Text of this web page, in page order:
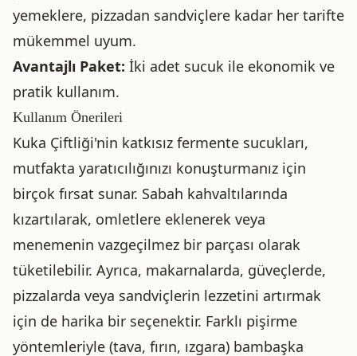
yemeklere, pizzadan sandviçlere kadar her tarifte
mükemmel uyum.
Avantajlı Paket: İki adet sucuk ile ekonomik ve
pratik kullanım.
Kullanım Önerileri
Kuka Çiftliği'nin katkısız fermente sucukları,
mutfakta yaratıcılığınızı konuşturmanız için
birçok fırsat sunar. Sabah kahvaltılarında
kızartılarak, omletlere eklenerek veya
menemenin vazgeçilmez bir parçası olarak
tüketilebilir. Ayrıca, makarnalarda, güveçlerde,
pizzalarda veya sandviçlerin lezzetini artırmak
için de harika bir seçenektir. Farklı pişirme
yöntemleriyle (tava, fırın, ızgara) bambaşka